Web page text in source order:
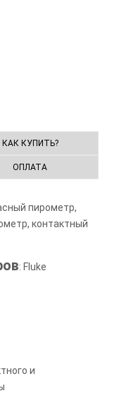
КАК КУПИТЬ?
ОПЛАТА
пирометр,
контактный
: Fluke
и